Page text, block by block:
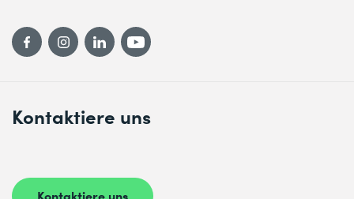
Kontaktiere uns
Kontaktiere uns